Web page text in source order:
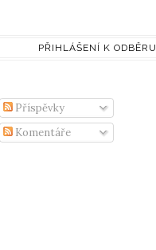
PŘIHLÁŠENÍ K ODBĚRU
Příspěvky
Komentáře